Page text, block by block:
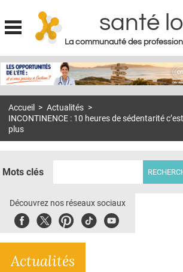
Jump to navigation
santé
La communauté des
MON COMPTE
S'ABONNER À LA REVUE SOIN À DOMICILE
E-REVUE SAD
THÉMA
Accueil > Actualités >
INCONTINENCE : 10 heures de sédentarité
plus
Mots clés
Découvrez nos réseaux sociaux
FacebookTwitterPinterest
TiktokYoubute
Actualités